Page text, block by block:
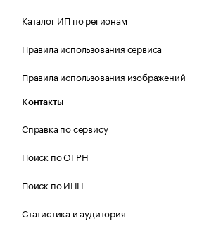
Каталог ИП по регионам
Правила использования сервиса
Правила использования изображений
Контакты
Справка по сервису
Поиск по ОГРН
Поиск по ИНН
Статистика и аудитория